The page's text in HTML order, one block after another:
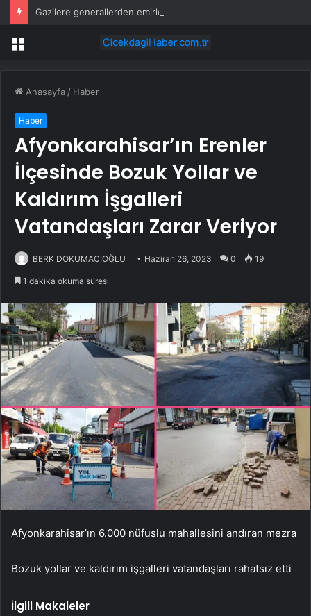
Gazilere generallerden emirle sürpriz ziyaret
Menü
Anasayfa / Haber
Haber
Afyonkarahisar’ın Erenler
İlçesinde Bozuk Yollar ve
Kaldırım İşgalleri
Vatandaşları Zarar Veriyor
BERK DOKUMACIOĞLU Haziran 26, 2023 0 19
1 dakika okuma süresi
Afyonkarahisar’ın 6.000 nüfuslu mahallesini andıran mezra
Bozuk yollar ve kaldırım işgalleri vatandaşları rahatsız etti
İlgili Makaleler